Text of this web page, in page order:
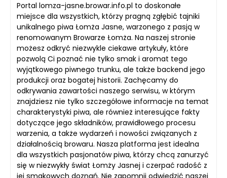
Portal lomza-jasne.browar.info.pl to doskonałe
miejsce dla wszystkich, którzy pragną zgłębić tajniki
unikalnego piwa Łomża Jasne, warzonego z pasją w
renomowanym Browarze Łomża. Na naszej stronie
możesz odkryć niezwykle ciekawe artykuły, które
pozwolą Ci poznać nie tylko smak i aromat tego
wyjątkowego piwnego trunku, ale także backend jego
produkcji oraz bogatej historii. Zachęcamy do
odkrywania zawartości naszego serwisu, w którym
znajdziesz nie tylko szczegółowe informacje na temat
charakterystyki piwa, ale również interesujące fakty
dotyczące jego składników, prawidłowego procesu
warzenia, a także wydarzeń i nowości związanych z
działalnością browaru. Nasza platforma jest idealna
dla wszystkich pasjonatów piwa, którzy chcą zanurzyć
się w niezwykły świat Łomży Jasnej i czerpać radość z